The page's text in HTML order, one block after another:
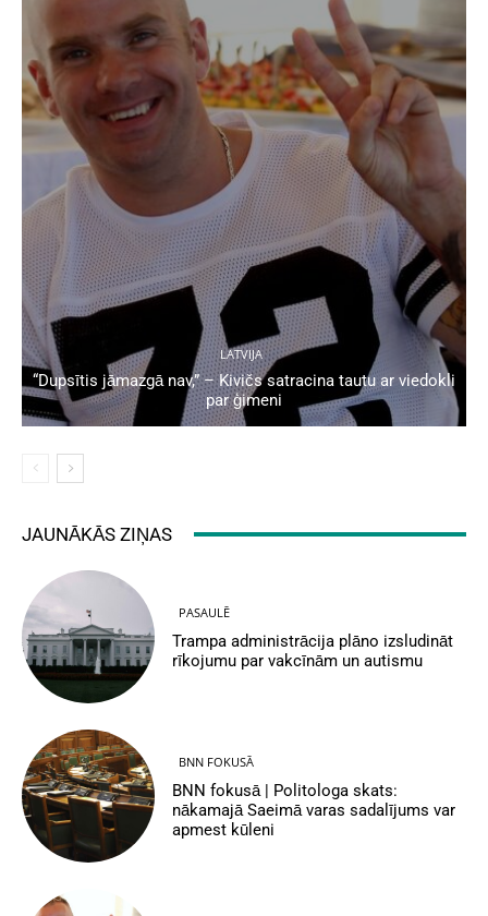
LATVIJA
“Dupsītis jāmazgā nav,” – Kivičs satracina tautu ar viedokli
par ģimeni
JAUNĀKĀS ZIŅAS
PASAULĒ
Trampa administrācija plāno izsludināt
rīkojumu par vakcīnām un autismu
BNN FOKUSĀ
BNN fokusā | Politologa skats:
nākamajā Saeimā varas sadalījums var
apmest kūleni